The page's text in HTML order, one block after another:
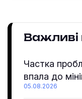
Важливі
Частка
впала до
05.08.2026